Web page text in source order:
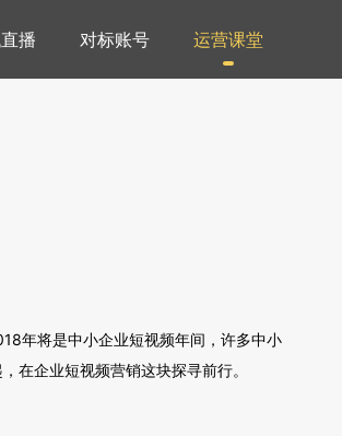
播 对标账号 运营课堂
年将是中小企业短视频年间，许多中小
在企业短视频营销这块探寻前行。